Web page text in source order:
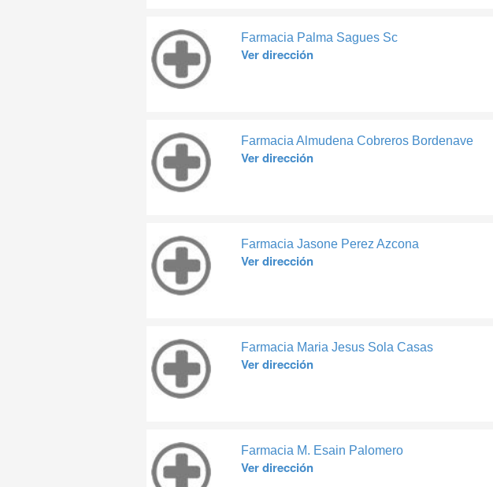
Farmacia Palma Sagues Sc
Ver dirección
Farmacia Almudena Cobreros Bordenave
Ver dirección
Farmacia Jasone Perez Azcona
Ver dirección
Farmacia Maria Jesus Sola Casas
Ver dirección
Farmacia M. Esain Palomero
Ver dirección